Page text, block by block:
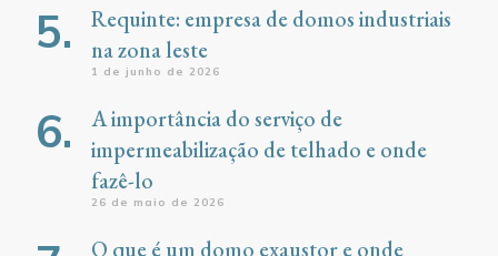
Requinte: empresa de domos industriais
na zona leste
1 de junho de 2026
A importância do serviço de
impermeabilização de telhado e onde
fazê-lo
26 de maio de 2026
O que é um domo exaustor e onde